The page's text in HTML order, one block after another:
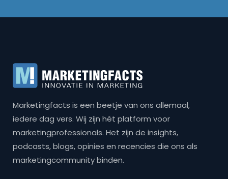
Marketingfacts is een beetje van ons allemaal,
iedere dag vers. Wij zijn hét platform voor
marketingprofessionals. Het zijn de insights,
podcasts, blogs, opinies en recencies die ons als
marketingcommunity binden.